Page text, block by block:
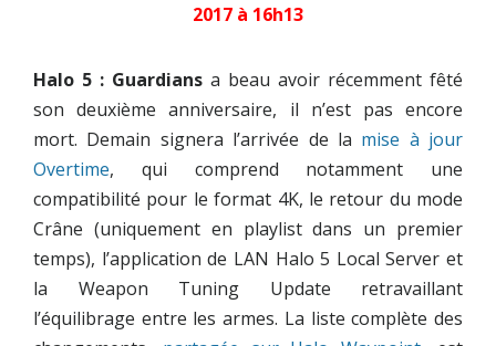
2017 à 16h13
Halo 5 : Guardians a beau avoir récemment fêté
son deuxième anniversaire, il n’est pas encore
mort. Demain signera l’arrivée de la mise à jour
Overtime, qui comprend notamment une
compatibilité pour le format 4K, le retour du mode
Crâne (uniquement en playlist dans un premier
temps), l’application de LAN Halo 5 Local Server et
la Weapon Tuning Update retravaillant
l’équilibrage entre les armes. La liste complète des